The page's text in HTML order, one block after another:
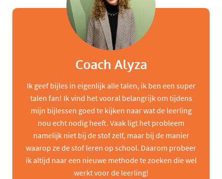
Coach Alyza
Ik geef bijles in eigenlijk alle talen, ik ben een super
talen fan! Ik vind het vooral belangrijk om tijdens
mijn bijlessen goed te kijken naar wat de leerling
nou echt nodig heeft. Vaak ligt het probleem
namelijk niet bij de stof zelf, maar bij de manier
waarop ze de stof leren op school. Daarom probeer
ik altijd naar een nieuwe methode te zoeken die wel
werkt voor de leerling!